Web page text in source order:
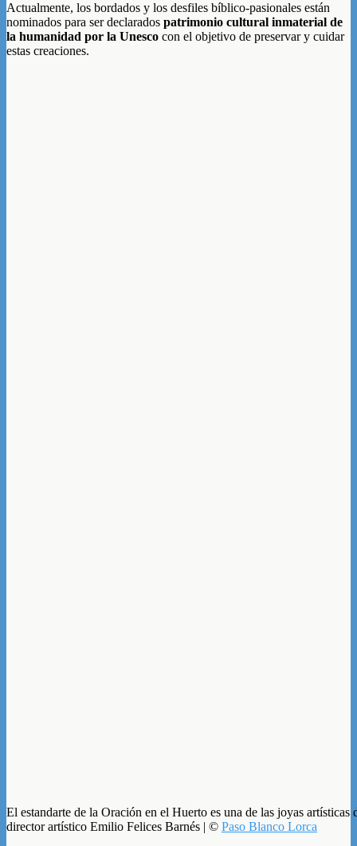
Actualmente, los bordados y los desfiles bíblico-pasionales están
nominados para ser declarados patrimonio cultural inmaterial de
la humanidad por la Unesco con el objetivo de preservar y cuidar
estas creaciones.
El estandarte de la Oración en el Huerto es una de las joyas artísticas
director artístico Emilio Felices Barnés | © Paso Blanco Lorca